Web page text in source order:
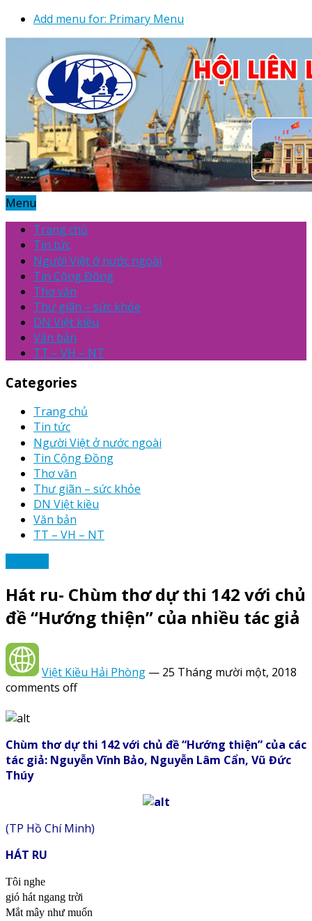
Add menu for: Primary Menu
Menu
Trang chủ
Tin tức
Người Việt ở nước ngoài
Tin Cộng Đồng
Thơ văn
Thư giãn – sức khỏe
DN Việt kiều
Văn bản
TT – VH – NT
Categories
Trang chủ
Tin tức
Người Việt ở nước ngoài
Tin Cộng Đồng
Thơ văn
Thư giãn – sức khỏe
DN Việt kiều
Văn bản
TT – VH – NT
Hát ru- Chùm thơ dự thi 142 với chủ
đề “Hướng thiện” của nhiều tác giả
Việt Kiều Hải Phòng — 25 Tháng mười một, 2018
comments off
Chùm thơ dự thi 142 với chủ đề “Hướng thiện” của các
tác giả: Nguyễn Vĩnh Bảo, Nguyễn Lâm Cẩn, Vũ Đức
Thúy
(TP Hồ Chí Minh)
HÁT RU
Tôi nghe
gió hát ngang trời
Mắt mây như muốn